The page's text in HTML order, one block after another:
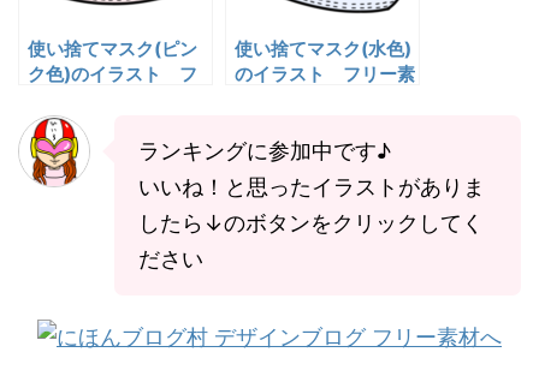
使い捨てマスク(ピン
ク色)のイラスト フ
使い捨てマスク(水色)
のイラスト フリー素
ランキングに参加中です♪
いいね！と思ったイラストがありま
したら↓のボタンをクリックしてく
ださい